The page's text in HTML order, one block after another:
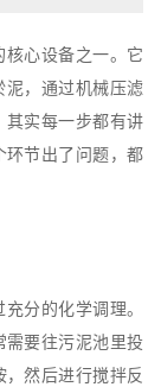
心设备之一。它
泥，通过机械压滤
其实每一步都有讲
环节出了问题，都
分的化学调理。
要往污泥池里投
然后进行搅拌反